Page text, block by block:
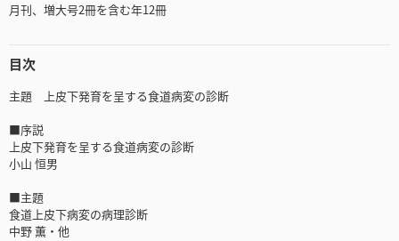
月刊、増大号2冊を含む年12冊
目次
主題 上皮下発育を呈する食道病変の診断
■序説
上皮下発育を呈する食道病変の診断
小山 恒男
■主題
食道上皮下病変の病理診断
中野 薫・他